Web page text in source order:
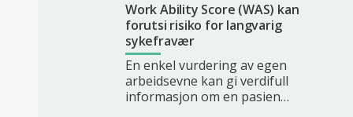
Work Ability Score (WAS) kan
forutsi risiko for langvarig
sykefravær
En enkel vurdering av egen
arbeidsevne kan gi verdifull
informasjon om en pasien…